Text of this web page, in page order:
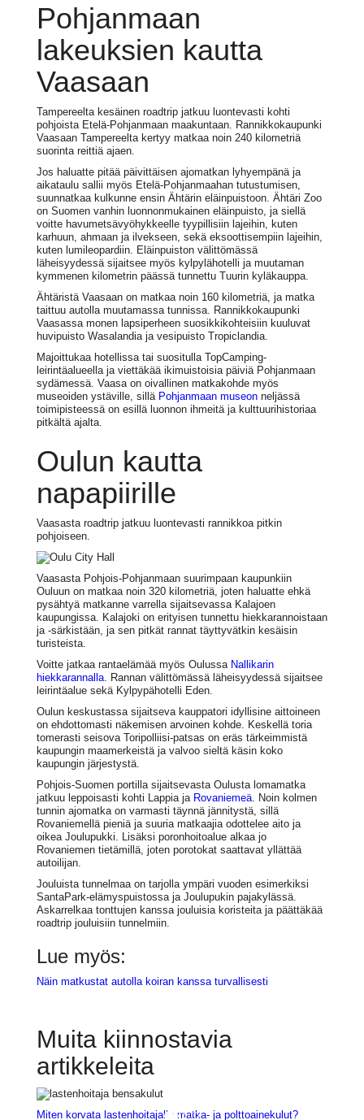
Pohjanmaan
lakeuksien kautta
Vaasaan
Tampereelta kesäinen roadtrip jatkuu luontevasti kohti
pohjoista Etelä-Pohjanmaan maakuntaan. Rannikkokaupunki
Vaasaan Tampereelta kertyy matkaa noin 240 kilometriä
suorinta reittiä ajaen.
Jos haluatte pitää päivittäisen ajomatkan lyhyempänä ja
aikataulu sallii myös Etelä-Pohjanmaahan tutustumisen,
suunnatkaa kulkunne ensin Ähtärin eläinpuistoon. Ähtäri Zoo
on Suomen vanhin luonnonmukainen eläinpuisto, ja siellä
voitte havumetsävyöhykkeelle tyypillisiin lajeihin, kuten
karhuun, ahmaan ja ilvekseen, sekä eksoottisempiin lajeihin,
kuten lumileopardiin. Eläinpuiston välittömässä
läheisyydessä sijaitsee myös kylpylähotelli ja muutaman
kymmenen kilometrin päässä tunnettu Tuurin kyläkauppa.
Ähtäristä Vaasaan on matkaa noin 160 kilometriä, ja matka
taittuu autolla muutamassa tunnissa. Rannikkokaupunki
Vaasassa monen lapsiperheen suosikkikohteisiin kuuluvat
huvipuisto Wasalandia ja vesipuisto Tropiclandia.
Majoittukaa hotellissa tai suositulla TopCamping-
leirintäalueella ja viettäkää ikimuistoisia päiviä Pohjanmaan
sydämessä. Vaasa on oivallinen matkakohde myös
museoiden ystäville, sillä Pohjanmaan museon neljässä
toimipisteessä on esillä luonnon ihmeitä ja kulttuurihistoriaa
pitkältä ajalta.
Oulun kautta
napapiirille
Vaasasta roadtrip jatkuu luontevasti rannikkoa pitkin
pohjoiseen.
Vaasasta Pohjois-Pohjanmaan suurimpaan kaupunkiin
Ouluun on matkaa noin 320 kilometriä, joten haluatte ehkä
pysähtyä matkanne varrella sijaitsevassa Kalajoen
kaupungissa. Kalajoki on erityisen tunnettu hiekkarannoistaan
ja -särkistään, ja sen pitkät rannat täyttyvätkin kesäisin
turisteista.
Voitte jatkaa rantaelämää myös Oulussa Nallikarin
hiekkarannalla . Rannan välittömässä läheisyydessä sijaitsee
leirintäalue sekä Kylpypähotelli Eden.
Oulun keskustassa sijaitseva kauppatori idyllisine aittoineen
on ehdottomasti näkemisen arvoinen kohde. Keskellä toria
tomerasti seisova Toripolliisi-patsas on eräs tärkeimmistä
kaupungin maamerkeistä ja valvoo sieltä käsin koko
kaupungin järjestystä.
Pohjois-Suomen portilla sijaitsevasta Oulusta lomamatka
jatkuu leppoisasti kohti Lappia ja Rovaniemeä . Noin kolmen
tunnin ajomatka on varmasti täynnä jännitystä, sillä
Rovaniemellä pieniä ja suuria matkaajia odottelee aito ja
oikea Joulupukki. Lisäksi poronhoitoalue alkaa jo
Rovaniemen tietämillä, joten porotokat saattavat yllättää
autoilijan.
Jouluista tunnelmaa on tarjolla ympäri vuoden esimerkiksi
SantaPark-elämyspuistossa ja Joulupukin pajakylässä.
Askarrelkaa tonttujen kanssa jouluisia koristeita ja päättäkää
roadtrip jouluisiin tunnelmiin.
Lue myös:
Näin matkustat autolla koiran kanssa turvallisesti
Muita kiinnostavia
artikkeleita
Miten korvata lastenhoitajalle matka- ja polttoainekulut?